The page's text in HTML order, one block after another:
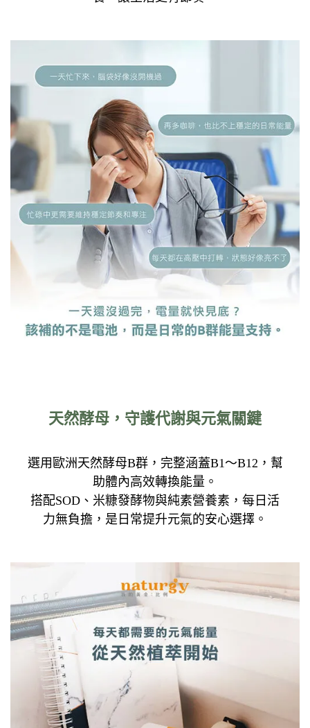
天然酵母，守護代謝與元氣關鍵
選用歐洲天然酵母B群，完整涵蓋B1～B12，幫
助體內高效轉換能量。
搭配SOD、米糠發酵物與純素營養素，每日活
力無負擔，是日常提升元氣的安心選擇。